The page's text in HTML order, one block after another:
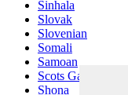
Sinhala
Slovak
Slovenian
Somali
Samoan
Scots Gaelic
Shona